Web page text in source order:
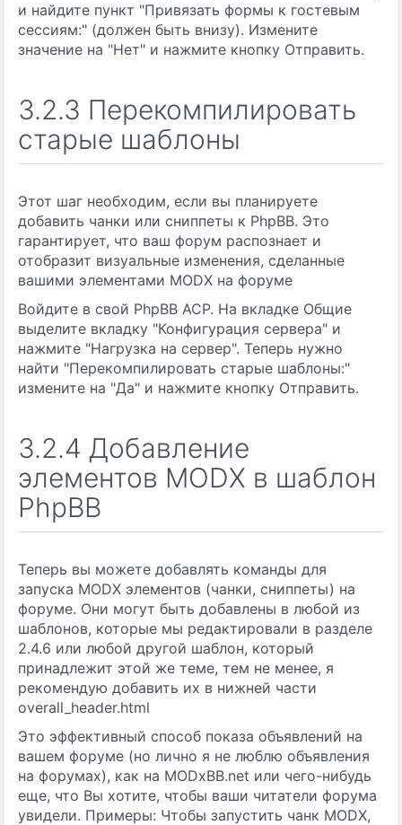
и найдите пункт "Привязать формы к гостевым
сессиям:" (должен быть внизу). Измените
значение на "Нет" и нажмите кнопку Отправить.
3.2.3 Перекомпилировать
старые шаблоны
Этот шаг необходим, если вы планируете
добавить чанки или сниппеты к PhpBB. Это
гарантирует, что ваш форум распознает и
отобразит визуальные изменения, сделанные
вашими элементами MODX на форуме
Войдите в свой ​​PhpBB АСР. На вкладке Общие
выделите вкладку "Конфигурация сервера" и
нажмите "Нагрузка на сервер". Теперь нужно
найти "Перекомпилировать старые шаблоны:"
измените на "Да" и нажмите кнопку Отправить.
3.2.4 Добавление
элементов MODX в шаблон
PhpBB
Теперь вы можете добавлять команды для
запуска MODX элементов (чанки, сниппеты) на
форуме. Они могут быть добавлены в любой из
шаблонов, которые мы редактировали в разделе
2.4.6 или любой другой шаблон, который
принадлежит этой же теме, тем не менее, я
рекомендую добавить их в нижней части
overall_header.html
Это эффективный способ показа объявлений на
вашем форуме (но лично я не люблю объявления
на форумах), как на MODxBB.net или чего-нибудь
еще, что Вы хотите, чтобы ваши читатели форума
увидели. Примеры: Чтобы запустить чанк MODX,